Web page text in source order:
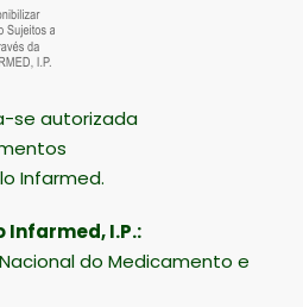
se autorizada
Infarmed.
Infarmed, I.P.:
Nacional do Medicamento e